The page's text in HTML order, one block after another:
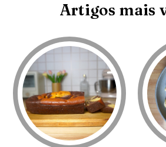
Artigos mais